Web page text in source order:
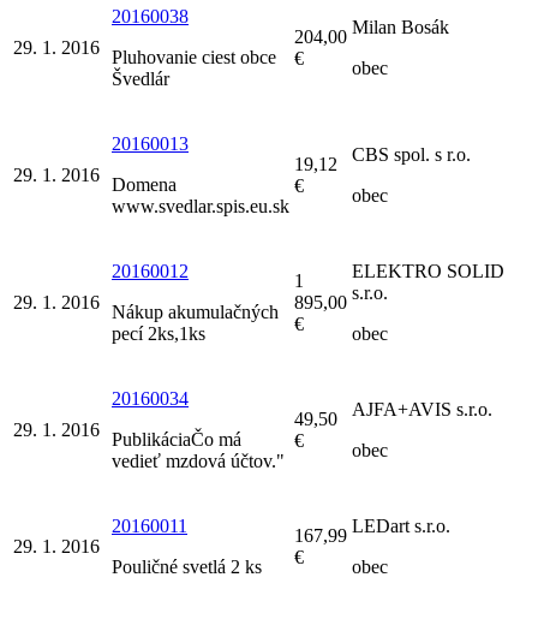
29. 1. 2016
20160038
Pluhovanie ciest obce
Švedlár
204,00
€
Milan Bosák
obec
29. 1. 2016
20160013
Domena
www.svedlar.spis.eu.sk
19,12
€
CBS spol. s r.o.
obec
29. 1. 2016
20160012
Nákup akumulačných
pecí 2ks,1ks
1
895,00
€
ELEKTRO SOLID
s.r.o.
obec
29. 1. 2016
20160034
PublikáciaČo má
vedieť mzdová účtov."
49,50
€
AJFA+AVIS s.r.o.
obec
29. 1. 2016
20160011
Pouličné svetlá 2 ks
167,99
€
LEDart s.r.o.
obec